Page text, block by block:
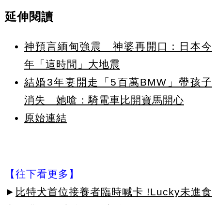
延伸閱讀
神預言緬甸強震 神婆再開口：日本今
年「這時間」大地震
結婚3年妻開走「5百萬BMW」帶孩子
消失 她嗆：騎電車比開寶馬開心
原始連結
【往下看更多】
► 比特犬首位接養者臨時喊卡 !Lucky未進食